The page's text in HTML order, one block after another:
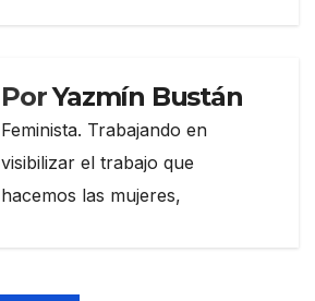
PorYazmín Bustán
Feminista. Trabajando en
visibilizar el trabajo que
hacemos las mujeres,